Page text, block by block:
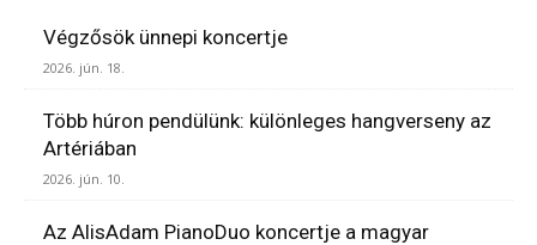
Végzősök ünnepi koncertje
2026. jún. 18.
Több húron pendülünk: különleges hangverseny az
Artériában
2026. jún. 10.
Az AlisAdam PianoDuo koncertje a magyar